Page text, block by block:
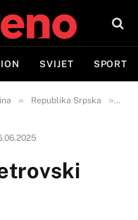
SVIJET SPORT
» Republika Srpska »